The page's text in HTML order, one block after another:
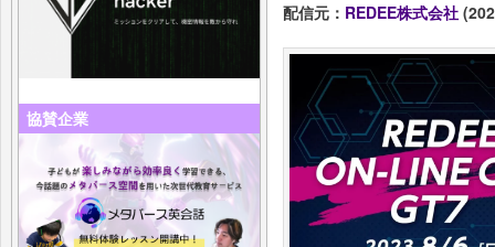
協賛企業
配信元： REDEE株式会社